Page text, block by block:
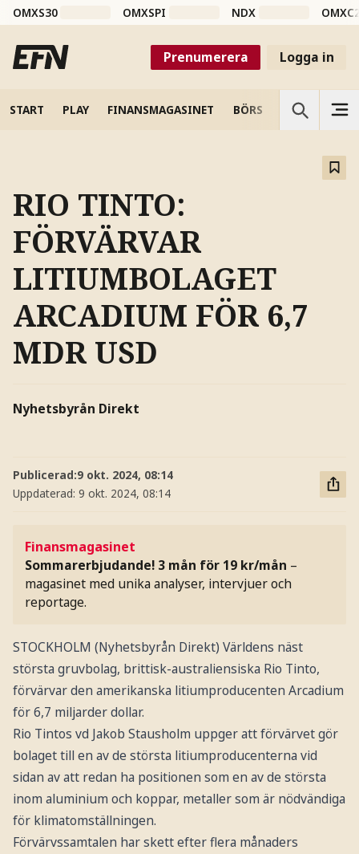
OMXS30 OMXSPI NDX
Prenumerera Logga in
START PLAY FINANSMAGASINET BÖRS VETENSKAP
RIO TINTO:
FÖRVÄRVAR
LITIUMBOLAGET
ARCADIUM FÖR 6,7
MDR USD
Nyhetsbyrån Direkt
Publicerad:9 okt. 2024, 08:14
Uppdaterad: 9 okt. 2024, 08:14
Finansmagasinet
Sommarerbjudande! 3 mån för 19 kr/mån –
magasinet med unika analyser, intervjuer och
reportage.
STOCKHOLM (Nyhetsbyrån Direkt) Världens näst
största gruvbolag, brittisk-australiensiska Rio Tinto,
förvärvar den amerikanska litiumproducenten Arcadium
för 6,7 miljarder dollar.
Rio Tintos vd Jakob Stausholm uppger att förvärvet gör
bolaget till en av de största litiumproducenterna vid
sidan av att redan ha positionen som en av de största
inom aluminium och koppar, metaller som är nödvändiga
för klimatomställningen.
Förvärvssamtalen har skett efter flera månaders